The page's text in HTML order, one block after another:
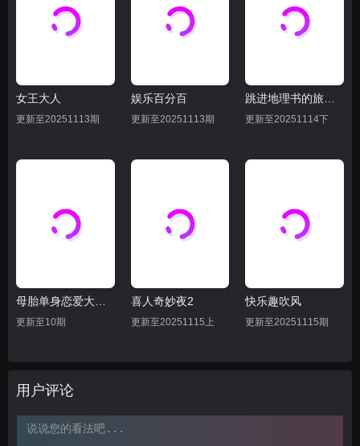
女王大人
更新至20251113期
娱乐百分百
更新至20251113期
跳进地理书的旅行2025·甘肃篇
更新至20251114下
更新至10期
喜人奇妙夜2
更新至20251115上
快乐趣吹风
更新至20251115期
用户评论